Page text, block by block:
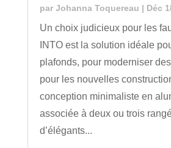
par Johanna Toquereau | Déc
Un choix judicieux pour les
INTO est la solution idéale
plafonds, pour moderniser
pour les nouvelles
conception minimaliste en
associée à deux ou trois
d’élégants...